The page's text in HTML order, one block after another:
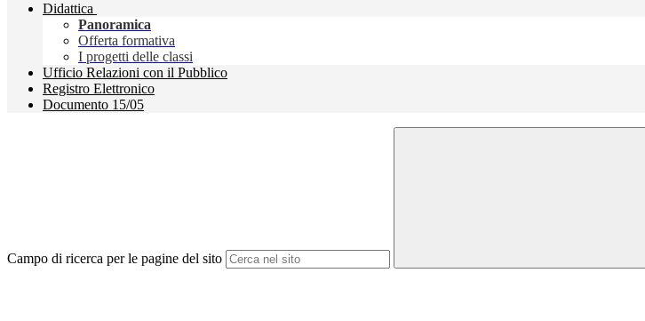
Didattica
Panoramica
Offerta formativa
I progetti delle classi
Ufficio Relazioni con il Pubblico
Registro Elettronico
Documento 15/05
Campo di ricerca per le pagine del sito